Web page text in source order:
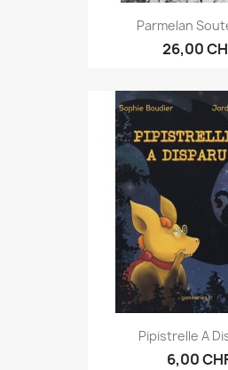
Parmelan
26,00
Pipistrelle A
6,00